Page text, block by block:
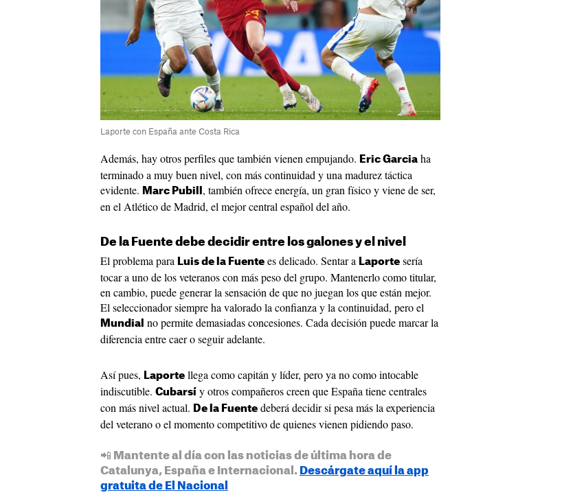
Laporte con España ante Costa Rica
Además, hay otros perfiles que también vienen empujando. Eric Garcia ha
terminado a muy buen nivel, con más continuidad y una madurez táctica
evidente. Marc Pubill , también ofrece energía, un gran físico y viene de ser,
en el Atlético de Madrid, el mejor central español del año.
De la Fuente debe decidir entre los galones y el nivel
El problema para Luis de la Fuente es delicado. Sentar a Laporte sería
tocar a uno de los veteranos con más peso del grupo. Mantenerlo como titular,
en cambio, puede generar la sensación de que no juegan los que están mejor.
El seleccionador siempre ha valorado la confianza y la continuidad, pero el
Mundial no permite demasiadas concesiones. Cada decisión puede marcar la
diferencia entre caer o seguir adelante.
Así pues, Laporte llega como capitán y líder, pero ya no como intocable
indiscutible. Cubarsí y otros compañeros creen que España tiene centrales
con más nivel actual. De la Fuente deberá decidir si pesa más la experiencia
del veterano o el momento competitivo de quienes vienen pidiendo paso.
📲 Mantente al día con las noticias de última hora de
Catalunya, España e Internacional. Descárgate aquí la app
gratuita de El Nacional